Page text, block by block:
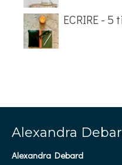
ECRIRE -
Alexandra
Alexandra Debard